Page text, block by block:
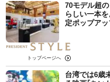
70モデル超
らしい一本
定ポップア
トップページへ
台湾では6歳